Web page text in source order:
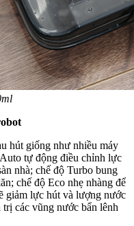
hút giống như nhiều máy
tự động điều chỉnh lực
nhà; chế độ Turbo bung
chế độ Eco nhẹ nhàng để
giảm lực hút và lượng nước
các vũng nước bẩn lênh